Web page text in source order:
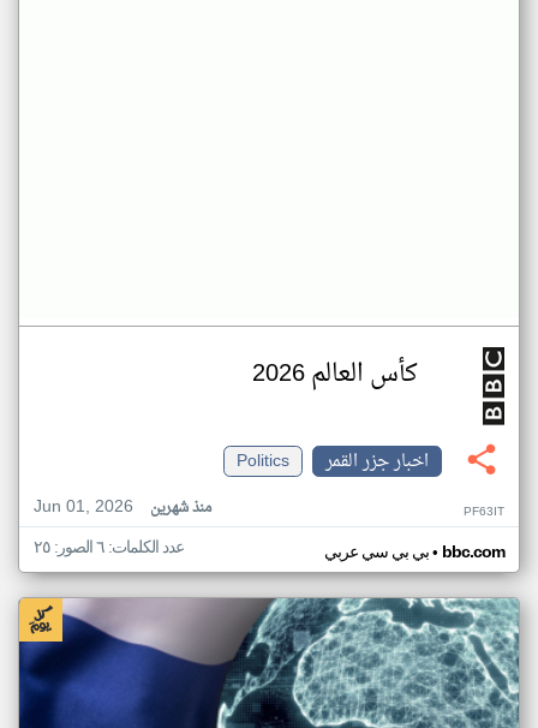
كأس العالم 2026
اخبار جزر القمر
Politics
Jun 01, 2026
منذ شهرين PF63IT
بي بي سي عربي• bbc.com عدد الكلمات: ٦ الصور: ٢٥